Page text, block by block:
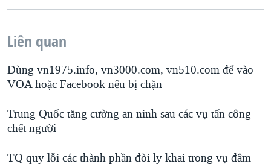
Liên quan
Dùng vn1975.info, vn3000.com, vn510.com để vào
VOA hoặc Facebook nếu bị chặn
Trung Quốc tăng cường an ninh sau các vụ tấn công
chết người
TQ quy lỗi các thành phần đòi ly khai trong vụ đâm